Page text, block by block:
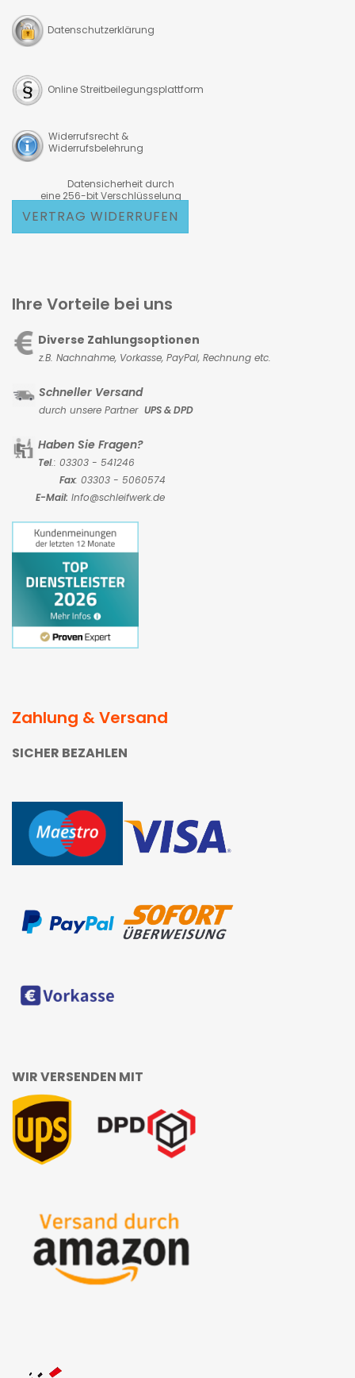
Datenschutzerklärung
Online Streitbeilegungsplattform
Widerrufsrecht &
Widerrufsbelehrung
Datensicherheit durch
eine 256-bit Verschlüsselung
VERTRAG WIDERRUFEN
Ihre Vorteile bei uns
Diverse Zahlungsoptionen
z.B. Nachnahme, Vorkasse, PayPal, Rechnung etc.
Schneller Versand
durch unsere Partner UPS & DPD
Haben Sie Fragen?
Tel.: 03303 - 541246
Fax: 03303 - 5060574
E-Mail: Info@schleifwerk.de
Zahlung & Versand
SICHER BEZAHLEN
WIR VERSENDEN MIT